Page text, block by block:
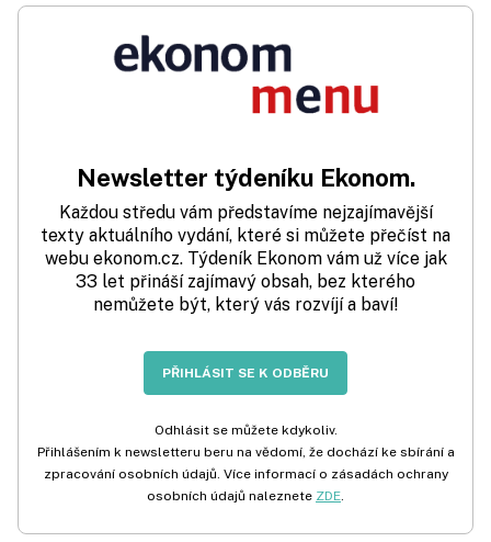
Newsletter týdeníku Ekonom.
Každou středu vám představíme nejzajímavější
texty aktuálního vydání, které si můžete přečíst na
webu ekonom.cz. Týdeník Ekonom vám už více jak
33 let přináší zajímavý obsah, bez kterého
nemůžete být, který vás rozvíjí a baví!
PŘIHLÁSIT SE K ODBĚRU
Odhlásit se můžete kdykoliv.
Přihlášením k newsletteru beru na vědomí, že dochází ke sbírání a
zpracování osobních údajů. Více informací o zásadách ochrany
osobních údajů naleznete ZDE.